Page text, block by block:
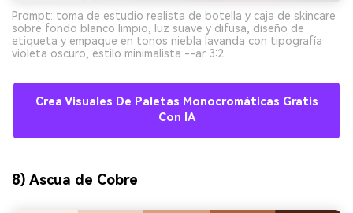
Prompt: toma de estudio realista de botella y caja de skincare
sobre fondo blanco limpio, luz suave y difusa, diseño de
etiqueta y empaque en tonos niebla lavanda con tipografía
violeta oscuro, estilo minimalista --ar 3:2
Crea Visuales De Paletas Monocromáticas Gratis
Con IA
8) Ascua de Cobre